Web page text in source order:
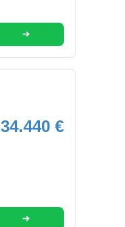
➜
34.440 €
➜